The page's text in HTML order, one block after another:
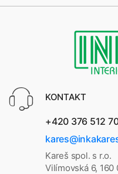
KONTAKT
+420 376 512
Kareš spol. s r.o.
Vilímovská 6, 160